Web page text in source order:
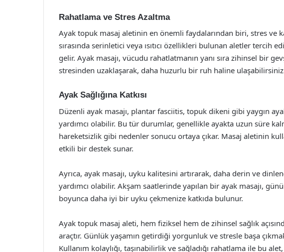
Rahatlama ve Stres Azaltma
Ayak topuk masaj aletinin en önemli faydalarından biri, stres ve
sırasında serinletici veya ısıtıcı özellikleri bulunan aletler tercih
gelir. Ayak masajı, vücudu rahatlatmanın yanı sıra zihinsel bir
stresinden uzaklaşarak, daha huzurlu bir ruh haline
Ayak Sağlığına Katkısı
Düzenli ayak masajı, plantar fasciitis, topuk dikeni gibi yaygın
yardımcı olabilir. Bu tür durumlar, genellikle ayakta uzun süre
hareketsizlik gibi nedenler sonucu ortaya çıkar. Masaj aletinin
etkili bir destek sunar.
Ayrıca, ayak masajı, uyku kalitesini artırarak, daha derin ve
yardımcı olabilir. Akşam saatlerinde yapılan bir ayak masajı,
boyunca daha iyi bir uyku çekmenize katkıda bulunur.
Ayak topuk masaj aleti, hem fiziksel hem de zihinsel sağlık
araçtır. Günlük yaşamın getirdiği yorgunluk ve stresle başa
Kullanım kolaylığı, taşınabilirlik ve sağladığı rahatlama ile bu